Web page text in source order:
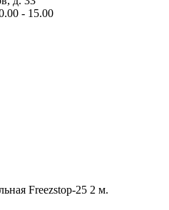
- 15.00
Freezstop-25 2 м.